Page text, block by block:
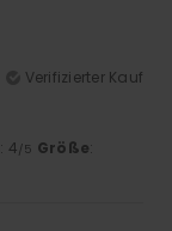
Verifizierter Kauf
: 4/5 Größe: